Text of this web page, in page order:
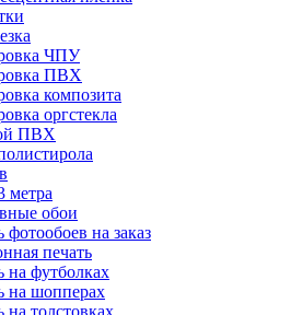
ЧПУ
ПВХ
композита
оргстекла
ПВХ
метра
обои
фотообоев на заказ
печать
на футболках
на шопперах
на толстовках